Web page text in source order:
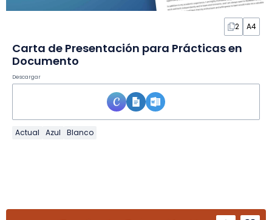
2 A4
Carta de Presentación para Prácticas en
Documento
Descargar
Actual Azul Blanco